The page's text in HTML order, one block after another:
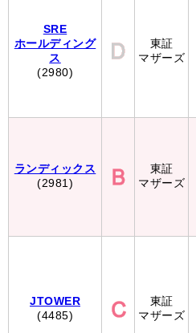
SRE
ホールディング
ス
(2980)
ランディックス
(2981)
JTOWER
(4485)
東証
マザーズ
東証
マザーズ
東証
マザーズ